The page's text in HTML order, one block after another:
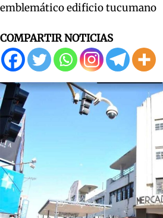
emblemático edificio tucumano
COMPARTIR NOTICIAS